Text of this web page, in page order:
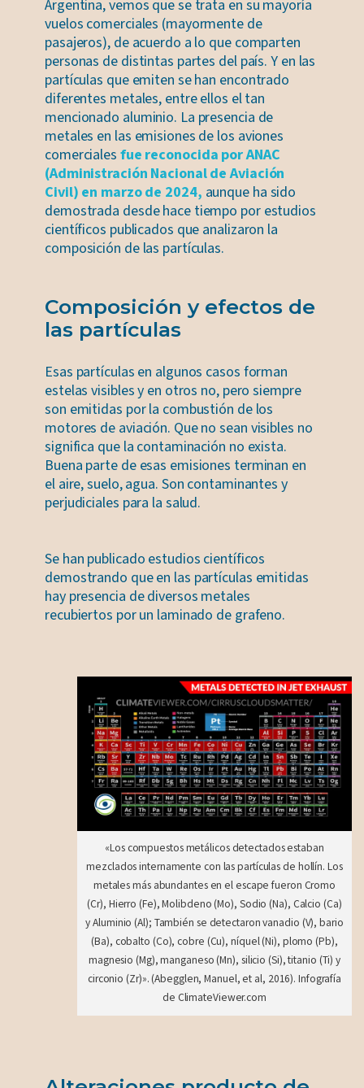
Argentina, vemos que se trata en su mayoría
vuelos comerciales (mayormente de
pasajeros), de acuerdo a lo que comparten
personas de distintas partes del país. Y en las
partículas que emiten se han encontrado
diferentes metales, entre ellos el tan
mencionado aluminio. La presencia de
metales en las emisiones de los aviones
comerciales fue reconocida por ANAC
(Administración Nacional de Aviación
Civil) en marzo de 2024, aunque ha sido
demostrada desde hace tiempo por estudios
científicos publicados que analizaron la
composición de las partículas.
Composición y efectos de
las partículas
Esas partículas en algunos casos forman
estelas visibles y en otros no, pero siempre
son emitidas por la combustión de los
motores de aviación. Que no sean visibles no
significa que la contaminación no exista.
Buena parte de esas emisiones terminan en
el aire, suelo, agua. Son contaminantes y
perjudiciales para la salud.
Se han publicado estudios científicos
demostrando que en las partículas emitidas
hay presencia de diversos metales
recubiertos por un laminado de grafeno.
«Los compuestos metálicos detectados estaban
mezclados internamente con las partículas de hollín. Los
metales más abundantes en el escape fueron Cromo
(Cr), Hierro (Fe), Molibdeno (Mo), Sodio (Na), Calcio (Ca)
y Aluminio (Al); También se detectaron vanadio (V), bario
(Ba), cobalto (Co), cobre (Cu), níquel (Ni), plomo (Pb),
magnesio (Mg), manganeso (Mn), silicio (Si), titanio (Ti) y
circonio (Zr)». (Abegglen, Manuel, et al, 2016). Infografía
de ClimateViewer.com